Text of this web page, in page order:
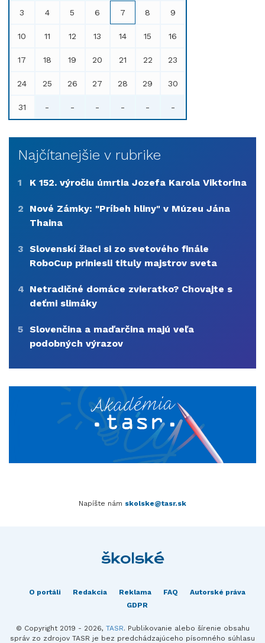
3 4 5 6 7 8 9
10 11 12 13 14 15 16
17 18 19 20 21 22 23
24 25 26 27 28 29 30
31 - - - - - -
Najčítanejšie v rubrike
1 K 152. výročiu úmrtia Jozefa Karola Viktorina
2
Nové Zámky: "Príbeh hliny" v Múzeu Jána
Thaina
3 Slovenskí žiaci si zo svetového finále
RoboCup priniesli tituly majstrov sveta
4 Netradičné domáce zvieratko? Chovajte s
deťmi slimáky
5 Slovenčina a maďarčina majú veľa
podobných výrazov
Napíšte nám skolske@tasr.sk
O portáli Redakcia Reklama FAQ
Autorské práva
GDPR
© Copyright 2019 - 2026, TASR. Publikovanie alebo šírenie obsahu
správ zo zdrojov TASR je bez predchádzajúceho písomného súhlasu